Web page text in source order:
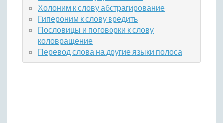
Холоним к слову абстрагирование
Гипероним к слову вредить
Пословицы и поговорки к слову
коловращение
Перевод слова на другие языки полоса